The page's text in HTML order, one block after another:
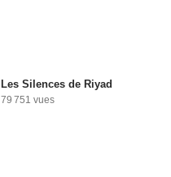
Les Silences de Riyad
79 751 vues